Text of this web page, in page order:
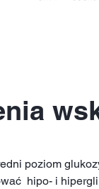
poziom
hipo- i